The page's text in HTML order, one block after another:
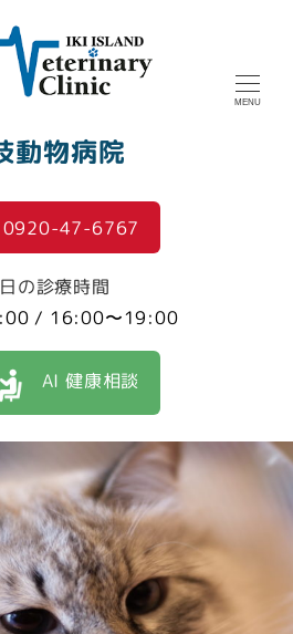
動物病院
MENU
0920-47-6767
の診療時間
/ 16:00〜19:00
AI 健康相談